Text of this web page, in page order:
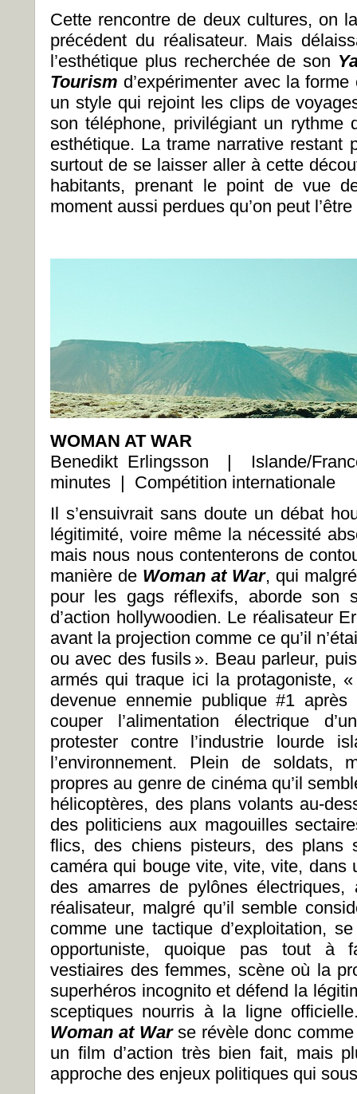
Cette rencontre de deux cultures, on
précédent du réalisateur. Mais
l’esthétique plus recherchée de son
Tourism d’expérimenter avec la
un style qui rejoint les clips de
son téléphone, privilégiant un rythme
esthétique. La trame narrative restant
surtout de se laisser aller à cette
habitants, prenant le point de vue
moment aussi perdues qu’on peut
WOMAN AT WAR
Benedikt Erlingsson | Islande/
minutes | Compétition internationale
Il s’ensuivrait sans doute un débat
légitimité, voire même la nécessité
mais nous nous contenterons de
manière de Woman at War, qui
pour les gags réflexifs, aborde son
d’action hollywoodien. Le réalisateur
avant la projection comme ce qu’il
ou avec des fusils ». Beau parleur,
armés qui traque ici la protagoniste,
devenue ennemie publique #1
couper l’alimentation électrique
protester contre l’industrie lourde
l’environnement. Plein de soldats,
propres au genre de cinéma qu’il
hélicoptères, des plans volants au-
des politiciens aux magouilles
flics, des chiens pisteurs, des plans
caméra qui bouge vite, vite, vite, dans
des amarres de pylônes
réalisateur, malgré qu’il semble
comme une tactique d’exploitation,
opportuniste, quoique pas tout à
vestiaires des femmes, scène où la
superhéros incognito et défend la
sceptiques nourris à la ligne
Woman at Warse révèle donc comme
un film d’action très bien fait, mais
approche des enjeux politiques qui